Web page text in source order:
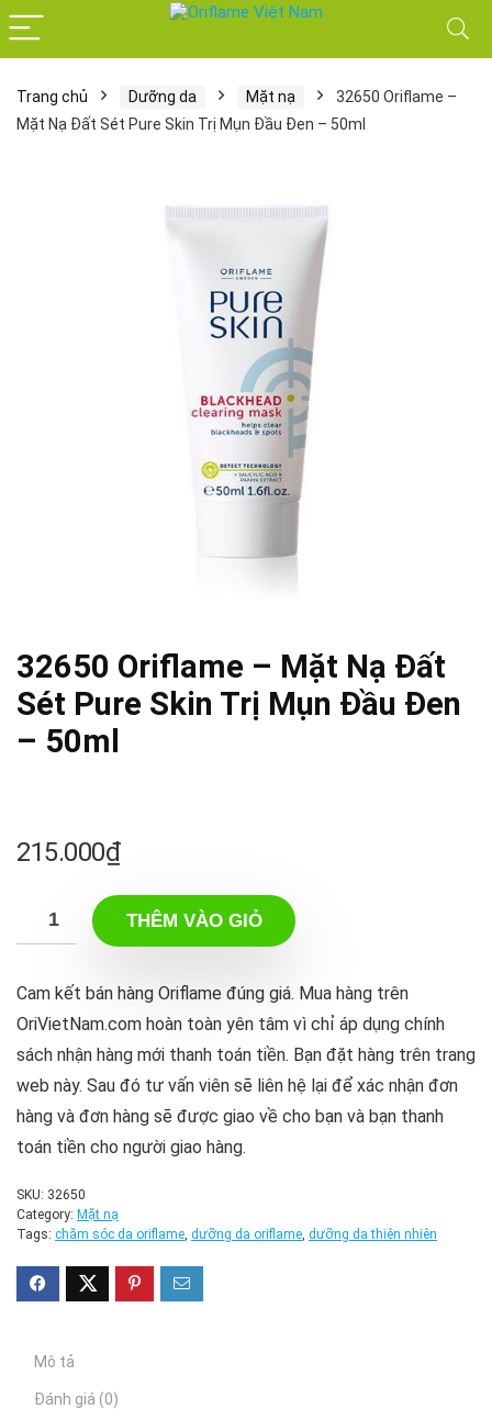
Trang chủ Dưỡng da Mặt nạ
32650 Oriflame –
Mặt Nạ Đất Sét Pure Skin Trị Mụn Đầu Đen – 50ml
32650 Oriflame – Mặt Nạ Đất
Sét Pure Skin Trị Mụn Đầu Đen
– 50ml
215.000₫
THÊM VÀO GIỎ
Cam kết bán hàng Oriflame đúng giá. Mua hàng trên
OriVietNam.com hoàn toàn yên tâm vì chỉ áp dụng chính
sách nhận hàng mới thanh toán tiền. Bạn đặt hàng trên trang
web này. Sau đó tư vấn viên sẽ liên hệ lại để xác nhận đơn
hàng và đơn hàng sẽ được giao về cho bạn và bạn thanh
toán tiền cho người giao hàng.
SKU: 32650
Category: Mặt nạ
Tags: chăm sóc da oriflame, dưỡng da oriflame, dưỡng da thiên nhiên
Mô tả
Đánh giá (0)